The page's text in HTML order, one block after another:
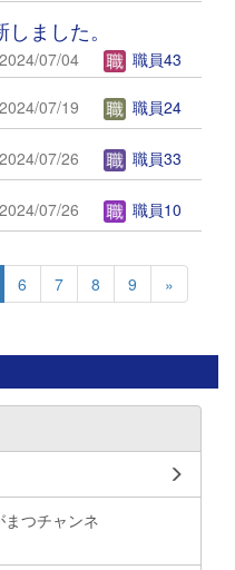
ました。
2024/07/04 職員43
2024/07/19 職員24
2024/07/26 職員33
2024/07/26 職員10
6 7 8 9 »
つチャンネ